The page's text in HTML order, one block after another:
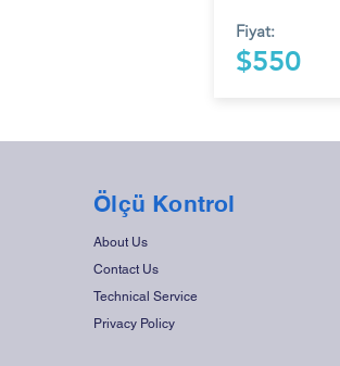
Fiyat:
$550
Ölçü Kontrol
About Us
Contact Us
Technical Service
Privacy Policy